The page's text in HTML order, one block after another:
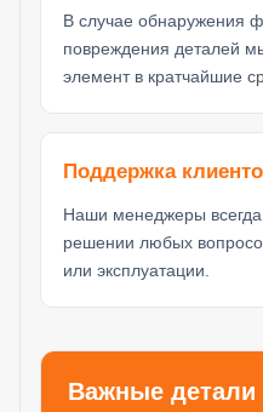
В случае обнаружения
повреждения деталей
элемент в кратчайшие
Поддержка
Наши менеджеры
решении любых
или эксплуатации.
Важные детали